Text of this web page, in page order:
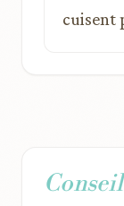
cuisent